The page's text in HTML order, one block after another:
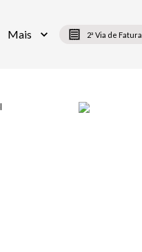
Mais 2ª Via de Fatura